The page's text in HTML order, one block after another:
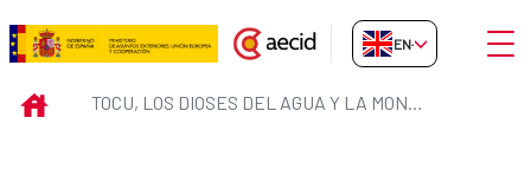
Skip to Main Content
Tocu, los dioses del agua y la
EN-GB
INICIO TOCU, LOS DIOSES DEL AGUA Y LA MONTAÑA MÁGICA DE LOS MALECU